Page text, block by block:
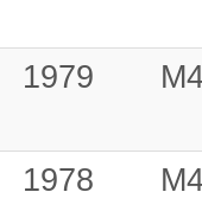
1979
1978